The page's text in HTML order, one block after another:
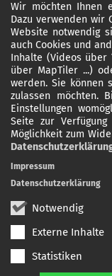
Wir möchten Ihnen
Dazu verwenden wir
Website notwendig
auch Cookies und
Inhalte (Videos über
über MapTiler ...)
werden. Sie können
zulassen möchten.
Einstellungen
Seite zur
Möglichkeit zum
Notwendig
Externe Inhalte
Statistiken
Impressum
Datenschutzerklärung